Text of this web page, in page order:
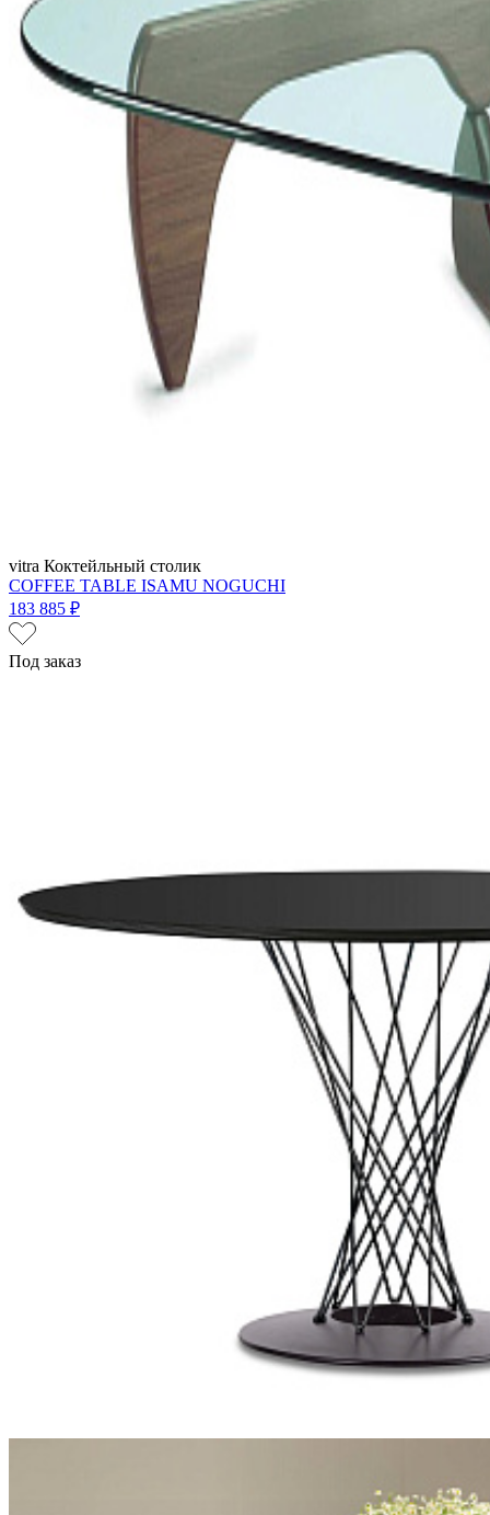
vitra Коктейльный столик
COFFEE TABLE ISAMU NOGUCHI
183 885 ₽
Под заказ